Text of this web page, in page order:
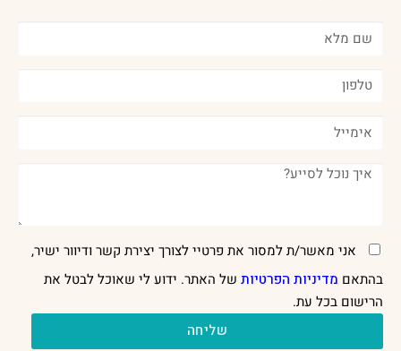
אני מאשר/ת למסור את פרטיי לצורך יצירת קשר ודיוור ישיר,
בהתאם מדיניות הפרטיות של האתר. ידוע לי שאוכל לבטל את
הרישום בכל עת.
שליחה